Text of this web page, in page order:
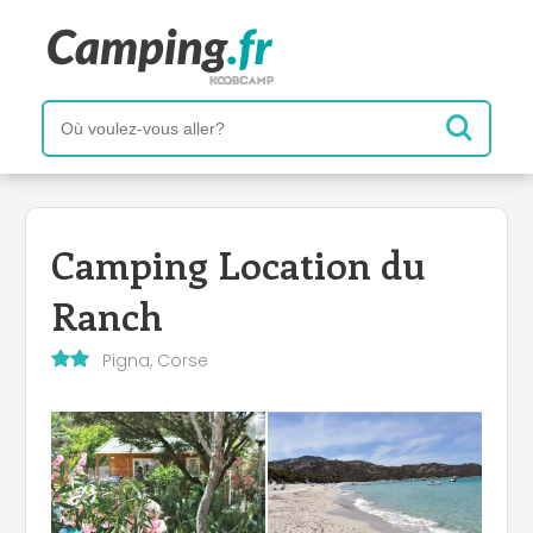
Camping Location du
Ranch
Pigna, Corse